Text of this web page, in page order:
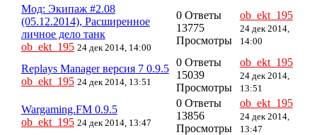
Мод: Экипаж #2.08
(05.12.2014), Расширенное
личное дело танк
ob_ekt_195 24 дек 2014, 14:00
0 Ответы
13775
Просмотры
ob_ekt_195
24 дек 2014,
14:00
Replays Manager версия 7 0.9.5
ob_ekt_195 24 дек 2014, 13:51
0 Ответы
15039
Просмотры
ob_ekt_195
24 дек 2014,
13:51
Wargaming.FM 0.9.5
ob_ekt_195 24 дек 2014, 13:47
0 Ответы
13856
Просмотры
ob_ekt_195
24 дек 2014,
13:47